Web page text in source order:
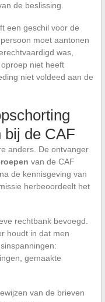
de beslissing.
een geschil voor de
moet aantonen
was,
niet heeft
niet voldeed aan de
bij de CAF
anders. De ontvanger
van de CAF
de kennisgeving van
herbeoordeelt het
rechtbank bevoegd.
houdt in dat men
gemaakte
van de brieven